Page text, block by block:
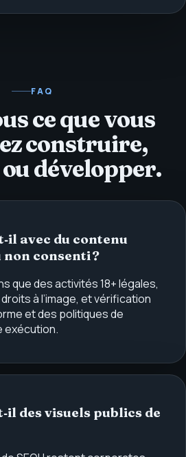
FAQ
ce que vous
construire,
développer.
avec du contenu
consenti ?
que des activités 18+ légales,
à l’image, et vérification
et des politiques de
exécution.
des visuels publics de